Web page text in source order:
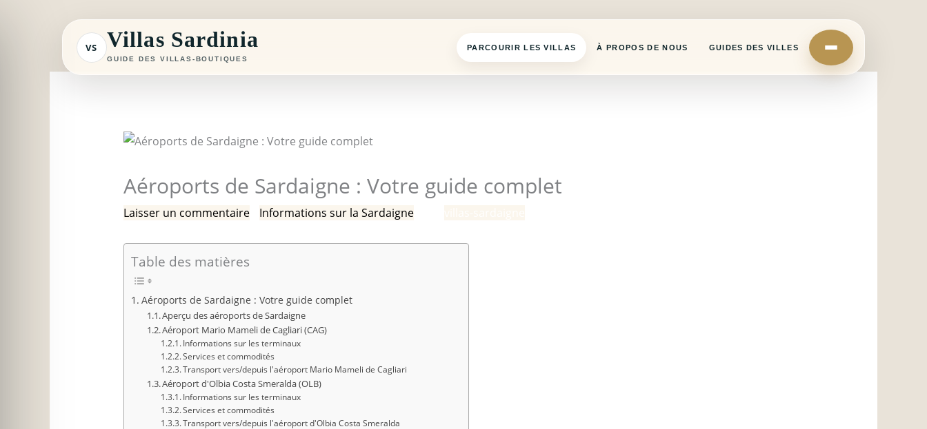
VS Villas Sardinia
GUIDE DES VILLAS-BOUTIQUES
PARCOURIR LES VILLAS À PROPOS DE NOUS GUIDES DES VILLES
Aéroports de Sardaigne : Votre guide complet
Laisser un commentaire Informations sur la Sardaigne/ Par
Table des matières
Aéroports de Sardaigne : Votre guide complet
Aperçu des aéroports de Sardaigne
Aéroport Mario Mameli de Cagliari (CAG)
Informations sur les terminaux
Services et commodités
Transport vers/depuis l'aéroport Mario Mameli de Cagliari
Aéroport d'Olbia Costa Smeralda (OLB)
Informations sur les terminaux
Services et commodités
Transport vers/depuis l'aéroport d'Olbia Costa Smeralda